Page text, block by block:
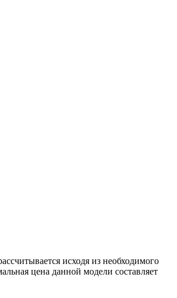
исходя из необходимого
цена данной модели составляет